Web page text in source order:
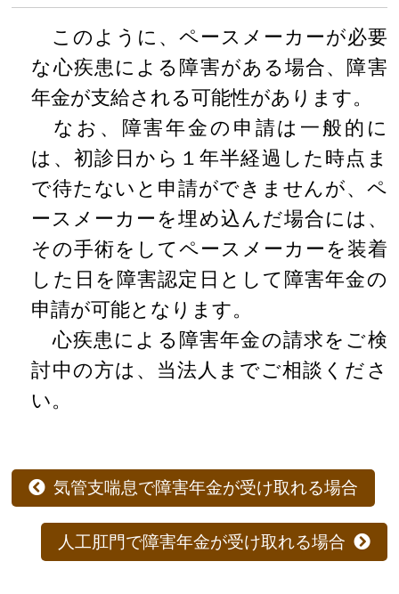
このように、ペースメーカーが必要
な心疾患による障害がある場合、障害
年金が支給される可能性があります。
なお、障害年金の申請は一般的に
は、初診日から１年半経過した時点ま
で待たないと申請ができませんが、ペ
ースメーカーを埋め込んだ場合には、
その手術をしてペースメーカーを装着
した日を障害認定日として障害年金の
申請が可能となります。
心疾患による障害年金の請求をご検
討中の方は、当法人までご相談くださ
い。
気管支喘息で障害年金が受け取れる場合
人工肛門で障害年金が受け取れる場合